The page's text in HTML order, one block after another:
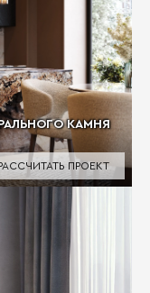
КАМНЯ
ПРОЕКТ